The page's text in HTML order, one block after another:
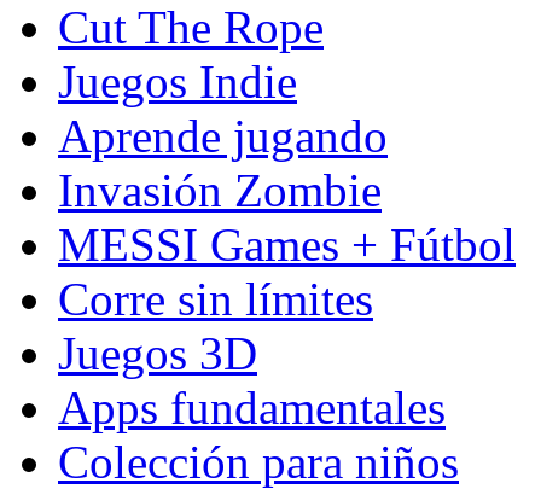
Cut The Rope
Juegos Indie
Aprende jugando
Invasión Zombie
MESSI Games + Fútbol
Corre sin límites
Juegos 3D
Apps fundamentales
Colección para niños